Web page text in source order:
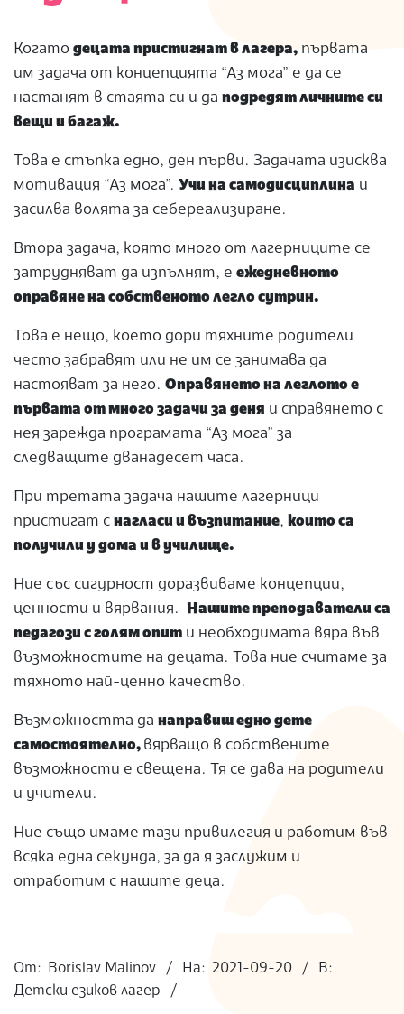
Когато децата пристигнат в лагера, първата
им задача от концепцията “Аз мога” е да се
настанят в стаята си и да подредят личните си
вещи и багаж.
Това е стъпка едно, ден първи. Задачата изисква
мотивация “Аз мога”. Учи на самодисциплина и
засилва волята за себереализиране.
Втора задача, която много от лагерниците се
затрудняват да изпълнят, е ежедневното
оправяне на собственото легло сутрин.
Това е нещо, което дори тяхните родители
често забравят или не им се занимава да
настояват за него. Оправянето на леглото е
първата от много задачи за деня и справянето с
нея зарежда програмата “Аз мога” за
следващите дванадесет часа.
При третата задача нашите лагерници
пристигат с нагласи и възпитание, които са
получили у дома и в училище.
Ние със сигурност доразвиваме концепции,
ценности и вярвания. Нашите преподаватели са
педагози с голям опит и необходимата вяра във
възможностите на децата. Това ние считаме за
тяхното най-ценно качество.
Възможността да направиш едно дете
самостоятелно, вярващо в собствените
възможности е свещена. Тя се дава на родители
и учители.
Ние също имаме тази привилегия и работим във
всяка една секунда, за да я заслужим и
отработим с нашите деца.
09-
20
От: Borislav Malinov На: 2021-09-20
В:
Детски езиков лагер